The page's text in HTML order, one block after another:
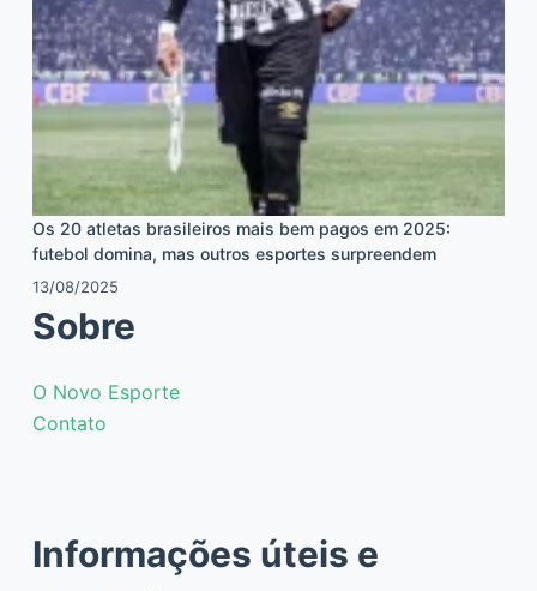
Os 20 atletas brasileiros mais bem pagos em 2025:
futebol domina, mas outros esportes surpreendem
13/08/2025
Sobre
O Novo Esporte
Contato
Informações úteis e